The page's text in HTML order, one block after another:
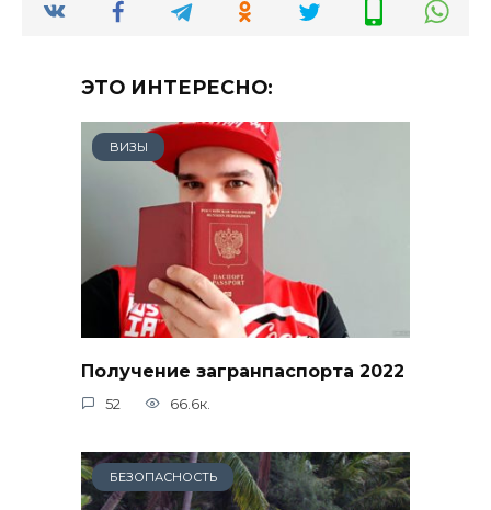
ЭТО ИНТЕРЕСНО:
ВИЗЫ
Получение загранпаспорта 2022
52 66.6к.
БЕЗОПАСНОСТЬ